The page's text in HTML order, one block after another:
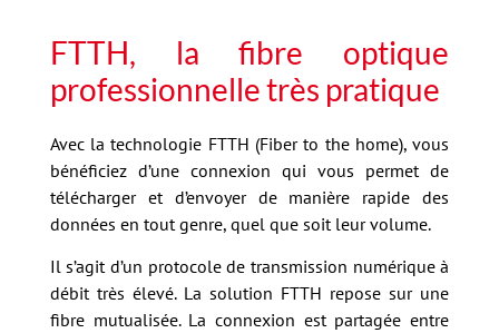
FTTH, la fibre optique
professionnelle très pratique
Avec la technologie FTTH (Fiber to the home), vous
bénéficiez d’une connexion qui vous permet de
télécharger et d’envoyer de manière rapide des
données en tout genre, quel que soit leur volume.
Il s’agit d’un protocole de transmission numérique à
débit très élevé. La solution FTTH repose sur une
fibre mutualisée. La connexion est partagée entre